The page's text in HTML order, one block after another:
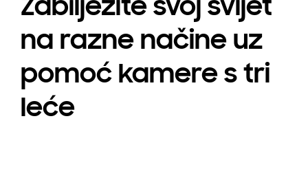
na razne načine uz
pomoć kamere s tri
leće